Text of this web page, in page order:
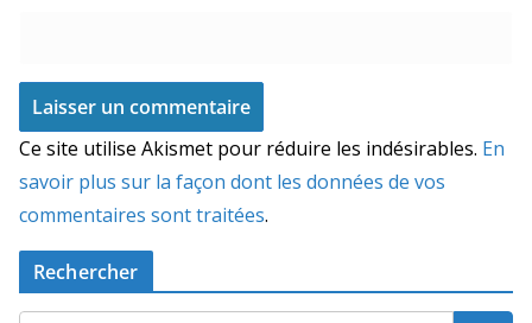
Ce site utilise Akismet pour réduire les indésirables. En
savoir plus sur la façon dont les données de vos
commentaires sont traitées.
Rechercher